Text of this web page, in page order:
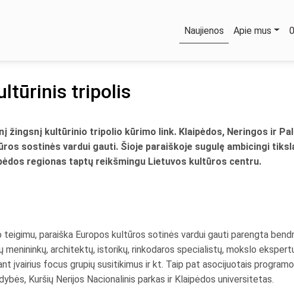
Naujienos Apie mus
tripolis
žingsnį kultūrinio tripolio kūrimo link. Klaipėdos, Neringos ir
sostinės vardui gauti. Šioje paraiškoje sugulę ambicingi
regionas taptų reikšmingu Lietuvos kultūros centru.
paraiška Europos kultūros sotinės vardui gauti parengta
architektų, istorikų, rinkodaros specialistų, mokslo
įvairius focus grupių susitikimus ir kt. Taip pat asocijuotais
Kuršių Nerijos Nacionalinis parkas ir Klaipėdos universitetas.